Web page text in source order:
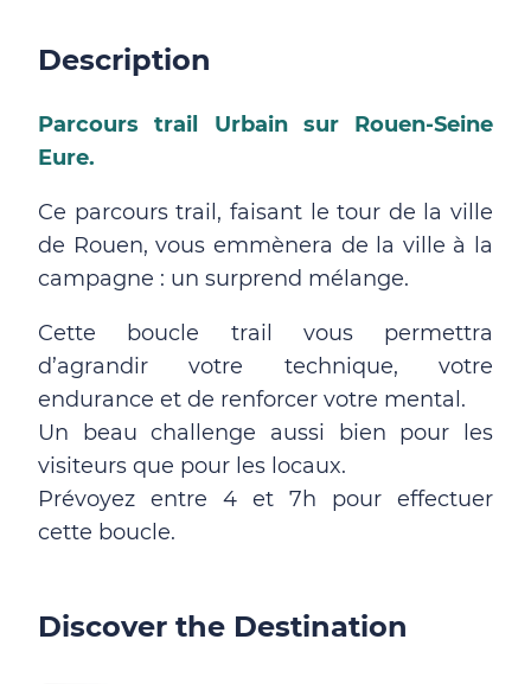
Description
Parcours trail Urbain sur Rouen-Seine
Eure.
Ce parcours trail, faisant le tour de la ville
de Rouen, vous emmènera de la ville à la
campagne : un surprend mélange.
Cette boucle trail vous permettra
d’agrandir votre technique, votre
endurance et de renforcer votre mental.
Un beau challenge aussi bien pour les
visiteurs que pour les locaux.
Prévoyez entre 4 et 7h pour effectuer
cette boucle.
Discover the Destination